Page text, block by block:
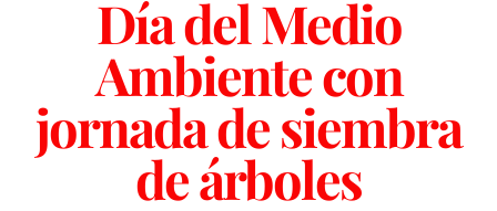
Día del Medio
Ambiente con
jornada de siembra
de árboles